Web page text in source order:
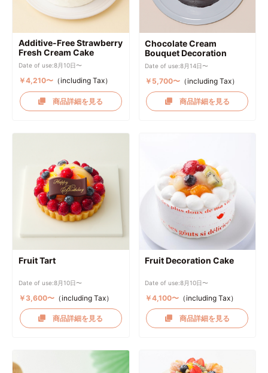
Additive-Free Strawberry
Fresh Cream Cake
Date of use:8月10日〜
￥4,210〜（including Tax）
商品詳細を見る
Chocolate Cream
Bouquet Decoration
Date of use:8月14日〜
￥5,700〜 （including Tax）
商品詳細を見る
Fruit Tart
Date of use:8月10日〜
￥3,600〜（including Tax）
商品詳細を見る
Fruit Decoration Cake
Date of use:8月10日〜
￥4,100〜 （including Tax）
商品詳細を見る